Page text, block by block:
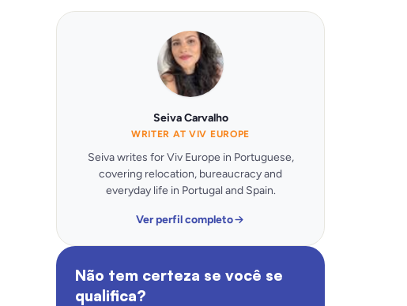
Seiva Carvalho
WRITER AT VIV EUROPE
Seiva writes for Viv Europe in Portuguese,
covering relocation, bureaucracy and
everyday life in Portugal and Spain.
Ver perfil completo
Não tem certeza se você se
qualifica?